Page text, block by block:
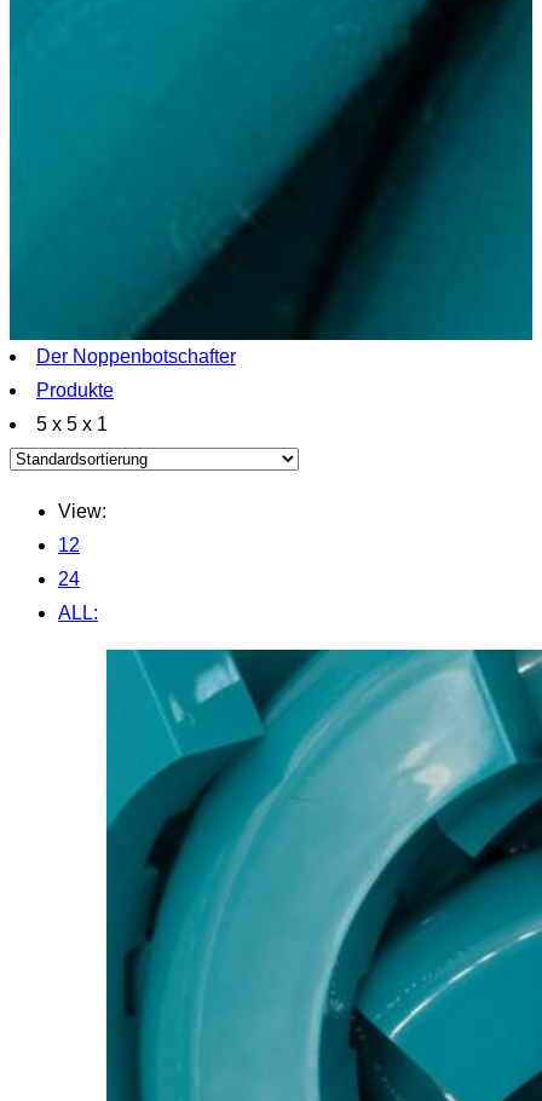
Der Noppenbotschafter
Produkte
5 x 5 x 1
View:
12
24
ALL: